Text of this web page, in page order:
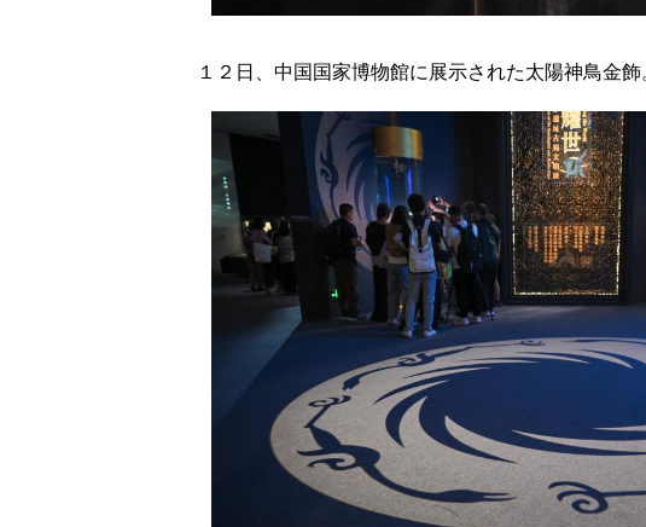
１２日、中国国家博物館に展示された太陽神鳥金